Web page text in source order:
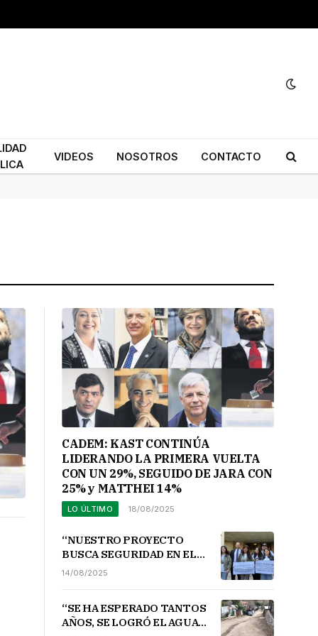
VIDEOS NOSOTROS CONTACTO
CADEM: KAST CONTINÚA
LIDERANDO LA PRIMERA VUELTA
CON UN 29%, SEGUIDO DE JARA CON
25% y MATTHEI 14%
LO ÚLTIMO 18/08/2025
“NUESTRO PROYECTO
BUSCA SEGURIDAD EN EL
TURISMO AVENTURA,
DICHAS NORMATIVAS”.
14/08/2025
“SE HA ESPERADO TANTOS
AÑOS, SE LOGRÓ EL AGUA